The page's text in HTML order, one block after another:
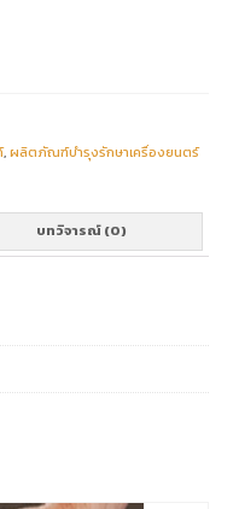
,ผลิตภัณฑ์บำรุงรักษาเครื่องยนตร์
บทวิจารณ์ (0)